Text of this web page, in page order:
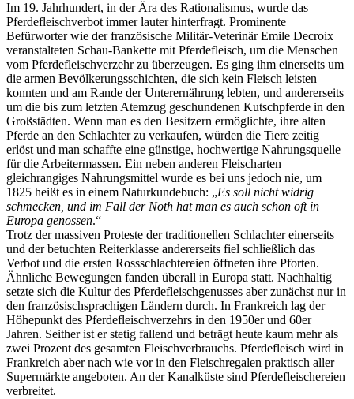
Im 19. Jahrhundert, in der Ära des Rationalismus, wurde das
Pferdefleischverbot immer lauter hinterfragt. Prominente
Befürworter wie der französische Militär-Veterinär Emile Decroix
veranstalteten Schau-Bankette mit Pferdefleisch, um die Menschen
vom Pferdefleischverzehr zu überzeugen. Es ging ihm einerseits um
die armen Bevölkerungsschichten, die sich kein Fleisch leisten
konnten und am Rande der Unterernährung lebten, und andererseits
um die bis zum letzten Atemzug geschundenen Kutschpferde in den
Großstädten. Wenn man es den Besitzern ermöglichte, ihre alten
Pferde an den Schlachter zu verkaufen, würden die Tiere zeitig
erlöst und man schaffte eine günstige, hochwertige Nahrungsquelle
für die Arbeitermassen. Ein neben anderen Fleischarten
gleichrangiges Nahrungsmittel wurde es bei uns jedoch nie, um
1825 heißt es in einem Naturkundebuch:
Es soll nicht widrig
schmecken, und im Fall der Noth hat man es auch schon oft in
Europa genossen.
Trotz der massiven Proteste der traditionellen Schlachter einerseits
und der betuchten Reiterklasse andererseits fiel schließlich das
Verbot und die ersten Rossschlachtereien öffneten ihre Pforten.
Ähnliche Bewegungen fanden überall in Europa statt. Nachhaltig
setzte sich die Kultur des Pferdefleischgenusses aber zunächst nur in
den französischsprachigen Ländern durch. In Frankreich lag der
Höhepunkt des Pferdefleischverzehrs in den 1950er und 60er
Jahren. Seither ist er stetig fallend und beträgt heute kaum mehr als
zwei Prozent des gesamten Fleischverbrauchs. Pferdefleisch wird in
Frankreich aber nach wie vor in den Fleischregalen praktisch aller
Supermärkte angeboten. An der Kanalküste sind Pferdefleischereien
verbreitet.